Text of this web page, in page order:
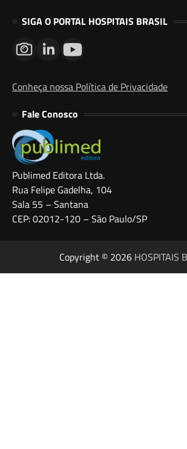
SIGA O PORTAL HOSPITAIS BRASIL
Conheça nossa Política de Privacidade
Fale Conosco
Publimed Editora Ltda.
Rua Felipe Gadelha, 104
Sala 55 – Santana
CEP: 02012-120 – São Paulo/SP
Copyright © 2026 HOSPITAIS